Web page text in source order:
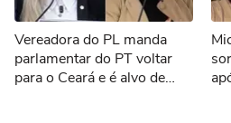
Vereadora do PL manda
parlamentar do PT voltar
para o Ceará e é alvo de